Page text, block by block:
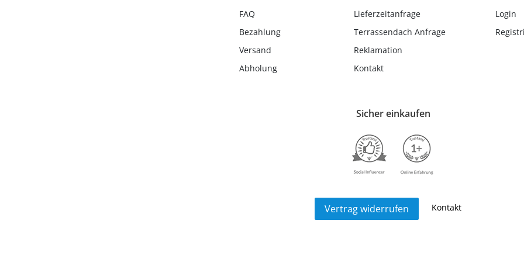
FAQ
Bezahlung
Versand
Abholung
Lieferzeitanfrage
Terrassendach Anfrage
Reklamation
Kontakt
Login
Sicher einkaufen
Vertrag widerrufen Kontakt